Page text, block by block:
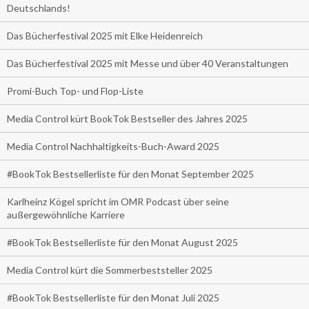
Deutschlands!
Das Bücherfestival 2025 mit Elke Heidenreich
Das Bücherfestival 2025 mit Messe und über 40 Veranstaltungen
Promi-Buch Top- und Flop-Liste
Media Control kürt BookTok Bestseller des Jahres 2025
Media Control Nachhaltigkeits-Buch-Award 2025
#BookTok Bestsellerliste für den Monat September 2025
Karlheinz Kögel spricht im OMR Podcast über seine
außergewöhnliche Karriere
#BookTok Bestsellerliste für den Monat August 2025
Media Control kürt die Sommerbeststeller 2025
#BookTok Bestsellerliste für den Monat Juli 2025